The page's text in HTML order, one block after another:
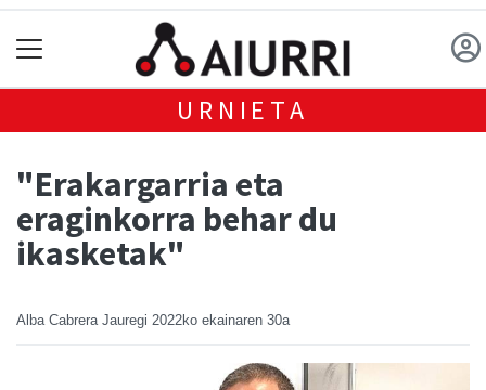
URNIETA
"Erakargarria eta
eraginkorra behar du
ikasketak"
Alba Cabrera Jauregi 2022ko ekainaren 30a